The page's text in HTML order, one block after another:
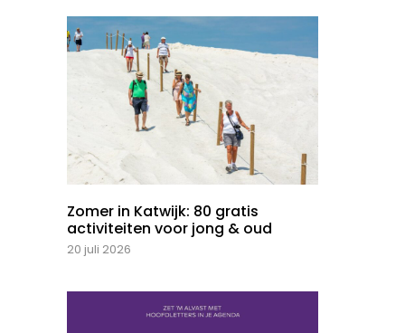
Zomer in Katwijk: 80 gratis
activiteiten voor jong & oud
20 juli 2026